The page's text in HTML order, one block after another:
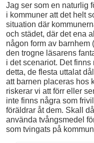
Jag ser som en naturlig
i kommuner att det helt
situation där
och städet, där det ena
någon form av barnhem
den trogne läsarens
i det scenariot. Det
detta, de flesta uttalat
att barnen placeras hos
riskerar vi att förr eller
inte finns några som
föräldrar åt dem. Skall
använda tvångsmedel
som tvingats på